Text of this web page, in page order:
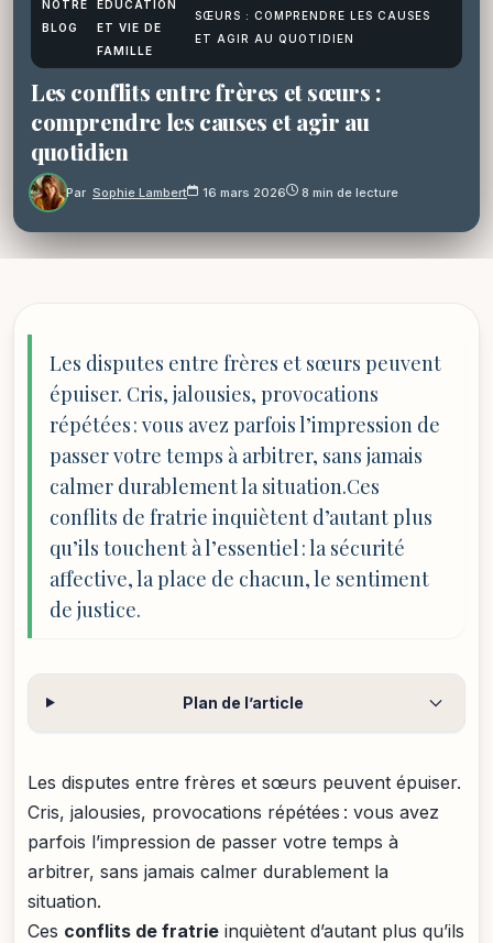
NOTRE
BLOG
ÉDUCATION
ET VIE DE
FAMILLE
SŒURS : COMPRENDRE LES CAUSES
ET AGIR AU QUOTIDIEN
Les conflits entre frères et sœurs :
comprendre les causes et agir au
quotidien
Par Sophie Lambert 16 mars 2026 8 min de lecture
Les disputes entre frères et sœurs peuvent
épuiser. Cris, jalousies, provocations
répétées : vous avez parfois l’impression de
passer votre temps à arbitrer, sans jamais
calmer durablement la situation.Ces
conflits de fratrie inquiètent d’autant plus
qu’ils touchent à l’essentiel : la sécurité
affective, la place de chacun, le sentiment
de justice.
Plan de l’article
Les disputes entre frères et sœurs peuvent épuiser.
Cris, jalousies, provocations répétées : vous avez
parfois l’impression de passer votre temps à
arbitrer, sans jamais calmer durablement la
situation.
Ces conflits de fratrie inquiètent d’autant plus qu’ils